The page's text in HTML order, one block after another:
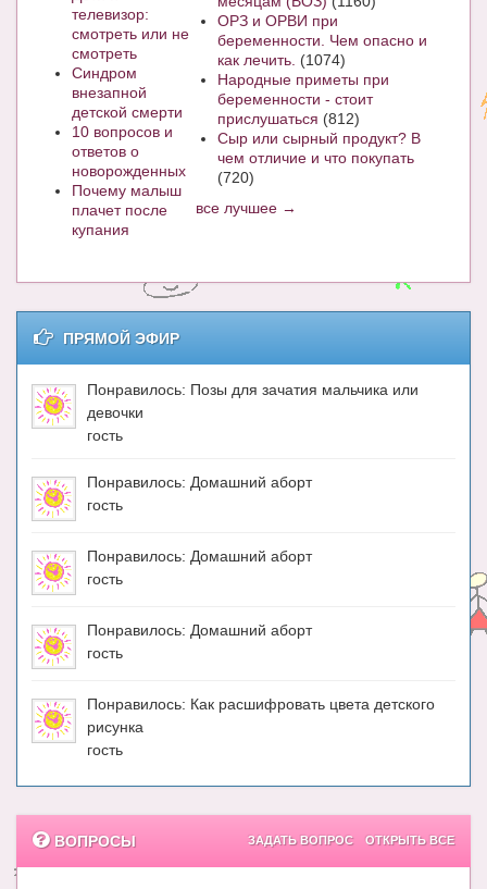
телевизор:
смотреть или не
смотреть
Синдром
внезапной
детской смерти
10 вопросов и
ответов о
новорожденных
Почему малыш
плачет после
купания
ОРЗ и ОРВИ при
беременности. Чем опасно и
как лечить. (1074)
Народные приметы при
беременности - стоит
прислушаться (812)
Сыр или сырный продукт? В
чем отличие и что покупать
(720)
все лучшее →
ПРЯМОЙ ЭФИР
Понравилось: Позы для зачатия мальчика или
девочки
гость
Понравилось: Домашний аборт
гость
Понравилось: Домашний аборт
гость
Понравилось: Домашний аборт
гость
Понравилось: Как расшифровать цвета детского
рисунка
гость
ВОПРОСЫ ОТКРЫТЬ ВСЕ
ЗАДАТЬ ВОПРОС